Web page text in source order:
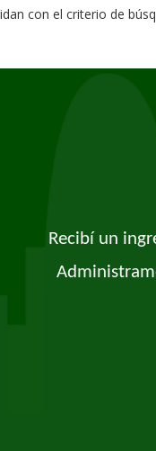
con el criterio de
Recibí un